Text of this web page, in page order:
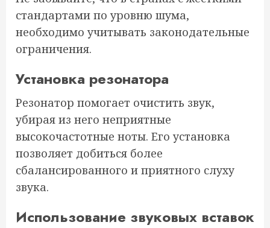
стандартами по уровню шума,
необходимо учитывать законодательные
ограничения.
Установка резонатора
Резонатор помогает очистить звук,
убирая из него неприятные
высокочастотные ноты. Его установка
позволяет добиться более
сбалансированного и приятного слуху
звука.
Использование звуковых вставок